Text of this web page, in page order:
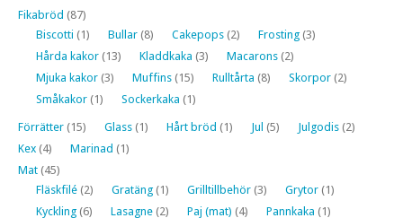
Fikabröd (87)
Biscotti (1) Bullar (8) Cakepops (2) Frosting (3)
Hårda kakor (13) Kladdkaka (3) Macarons (2)
Mjuka kakor (3) Muffins (15) Rulltårta (8) Skorpor (2)
Småkakor (1) Sockerkaka (1)
Förrätter (15) Glass (1) Hårt bröd (1) Jul (5) Julgodis (2)
Kex (4) Marinad (1)
Mat (45)
Fläskfilé (2) Gratäng (1) Grilltillbehör (3) Grytor (1)
Kyckling (6) Lasagne (2) Paj (mat) (4) Pannkaka (1)